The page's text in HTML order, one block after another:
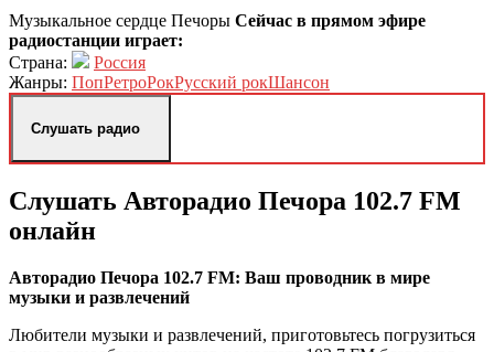
Музыкальное сердце Печоры Сейчас в прямом эфире
радиостанции играет:
Страна:
Россия
Жанры: ПопРетроРокРусский рокШансон
Слушать радио
Слушать Авторадио Печора 102.7 FM
онлайн
Авторадио Печора 102.7 FM: Ваш проводник в мире
музыки и развлечений
Любители музыки и развлечений, приготовьтесь погрузиться